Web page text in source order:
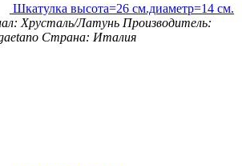
Шкатулка высота=26 см.диаметр=14 см.
Хрусталь/Латунь Производитель:
Страна: Италия